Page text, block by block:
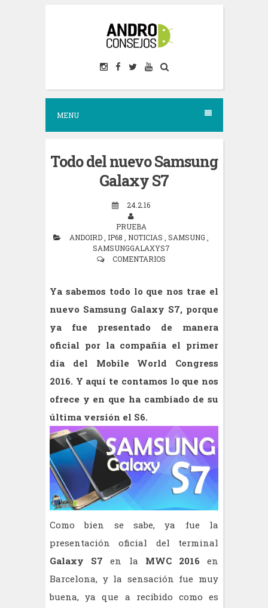
n
MENU
Todo del nuevo Samsung
Galaxy S7
24.2.16
PRUEBA
ANDOIRD
IP68 NOTICIAS SAMSUNG
SAMSUNGGALAXYS7
COMENTARIOS
Ya sabemos todo lo que nos trae el
nuevo Samsung Galaxy S7, porque
ya fue presentado de manera
oficial por la compañía el primer
día del Mobile World Congress
2016. Y aquí te contamos lo que nos
ofrece y en que ha cambiado de su
última versión el S6.
Como bien se sabe, ya fue la
presentación oficial del terminal
Galaxy S7 en la MWC 2016 en
Barcelona, y la sensación fue muy
buena, ya que a recibido como es